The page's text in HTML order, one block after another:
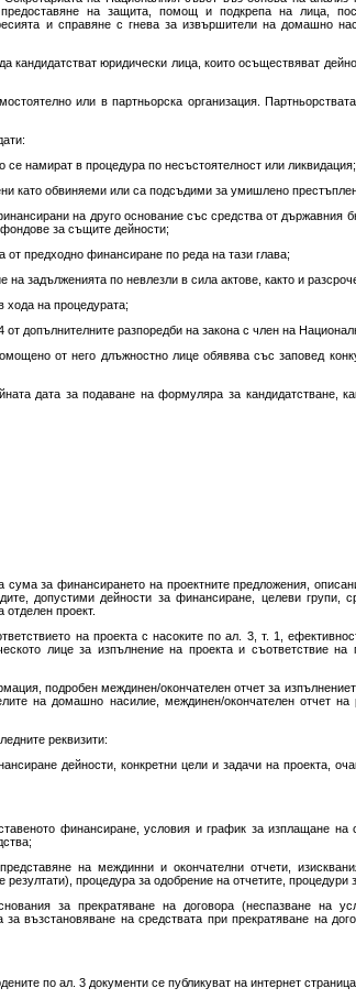
предоставяне на защита, помощ и подкрепа на лица,
и справяне с гнева за извършители на домашно
кандидатстват юридически лица, които осъществяват
или в партньорска организация.
се намират в процедура по несъстоятелност или ликвидация;
като обвиняеми или са подсъдими за умишлено
на друго основание със средства от държавния
за същите дейности;
от предходно финансиране по реда на тази глава;
на задълженията по невлезли в сила актове, както и
хода на процедурата;
допълнителните разпоредби на закона с член на
от него длъжностно лице обявява със заповед
дата за подаване на формуляра за кандидатстване,
за финансирането на проектните предложения,
допустими дейности за финансиране, целеви групи,
проект.
на проекта с насоките по ал. 3, т. 1,
лице за изпълнение на проекта и съответствие
подробен междинен/окончателен отчет за
на домашно насилие, междинен/окончателен отчет на
реквизити:
дейности, конкретни цели и задачи на проекта,
финансиране, условия и график за изплащане на
на междинни и окончателни отчети,
резултати), процедура за одобрение на отчетите, процедури
за прекратяване на договора (неспазване на
възстановяване на средствата при прекратяване на
по ал. 3 документи се публикуват на интернет